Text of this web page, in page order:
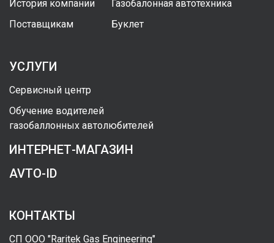
История компании
Поставщикам
Газобалонная автотехника
Буклет
УСЛУГИ
Сервисный центр
Обучение водителей
газобаллонных автолюбителей
ИНТЕРНЕТ-МАГАЗИН
AVTO-ID
КОНТАКТЫ
СП ООО "Raritek Gas Engineering"